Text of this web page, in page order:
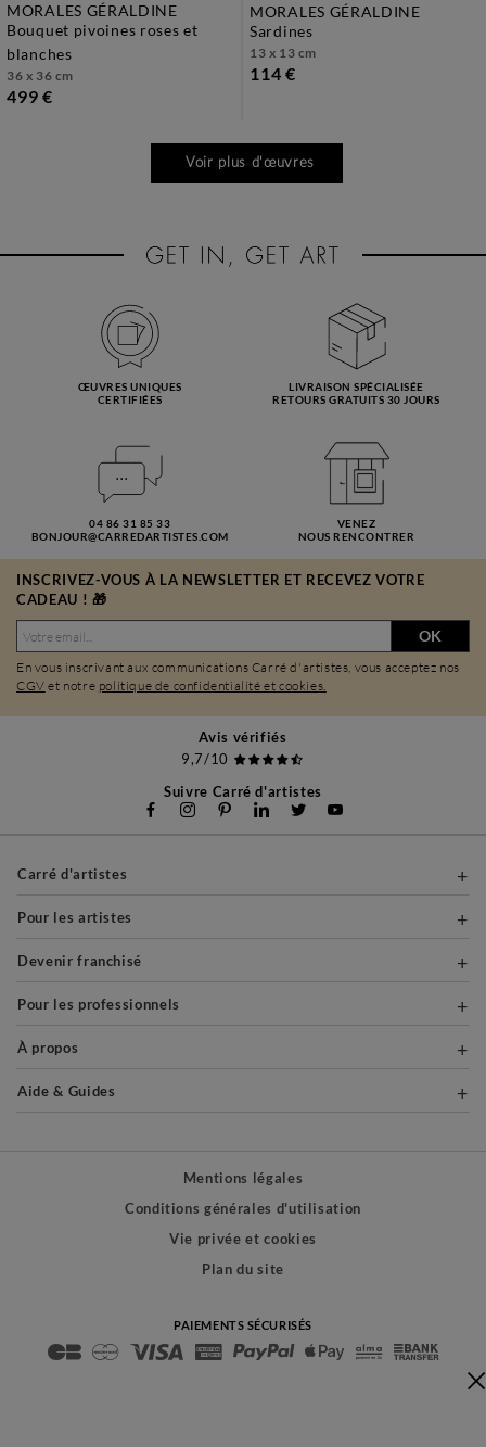
MORALES GÉRALDINE
bouquet pivoines roses et
blanches
36 x 36 cm
499 €
MORALES GÉRALDINE
sardines
13 x 13 cm
114 €
Voir plus d'œuvres
ŒUVRES UNIQUES
CERTIFIÉES
LIVRAISON SPÉCIALISÉE
RETOURS GRATUITS 30 JOURS
04 86 31 85 33
BONJOUR@CARREDARTISTES.COM
VENEZ
NOUS RENCONTRER
INSCRIVEZ-VOUS À LA NEWSLETTER ET RECEVEZ VOTRE
CADEAU ! 🎁
OK
En vous inscrivant aux communications Carré d'artistes, vous acceptez nos
CGV et notre politique de confidentialité et cookies.
Avis vérifiés
9,7/10
Suivre Carré d'artistes
Carré d'artistes
Pour les artistes
Devenir franchisé
Pour les professionnels
À propos
Aide & Guides
Mentions légales
Conditions générales d'utilisation
Vie privée et cookies
Plan du site
PAIEMENTS SÉCURISÉS